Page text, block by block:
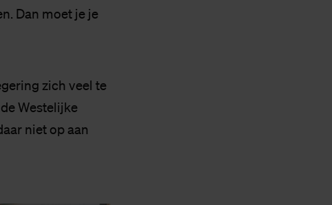
Dan moet je je
zich veel te
Westelijke
niet op aan